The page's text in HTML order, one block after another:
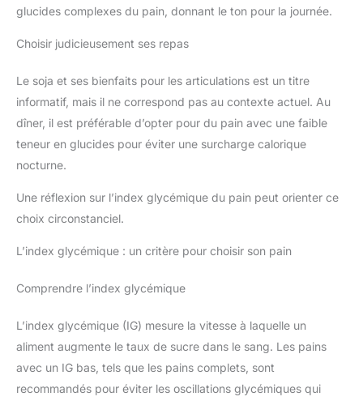
glucides complexes du pain, donnant le ton pour la journée.
Choisir judicieusement ses repas
Le soja et ses bienfaits pour les articulations est un titre
informatif, mais il ne correspond pas au contexte actuel. Au
dîner, il est préférable d’opter pour du pain avec une faible
teneur en glucides pour éviter une surcharge calorique
nocturne.
Une réflexion sur l’index glycémique du pain peut orienter ce
choix circonstanciel.
L’index glycémique : un critère pour choisir son pain
Comprendre l’index glycémique
L’index glycémique (IG) mesure la vitesse à laquelle un
aliment augmente le taux de sucre dans le sang. Les pains
avec un IG bas, tels que les pains complets, sont
recommandés pour éviter les oscillations glycémiques qui